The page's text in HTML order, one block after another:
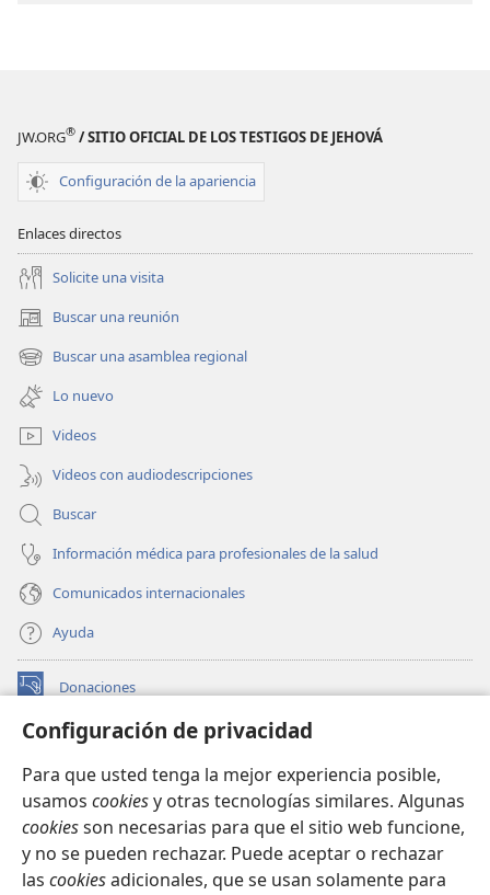
Configuración de privacidad
Para que usted tenga la mejor experiencia posible,
usamos cookiesy otras tecnologías similares. Algunas
cookiesson necesarias para que el sitio web funcione,
y no se pueden rechazar. Puede aceptar o rechazar
las cookiesadicionales, que se usan solamente para
JW.ORG® / SITIO OFICIAL DE LOS TESTIGOS DE JEHOVÁ
Configuración de la apariencia
Enlaces directos
Solicite una visita
Buscar una reunión
(abre
una
nueva
ventana)
Buscar una asamblea regional
(abre
una
nueva
ventana)
Lo nuevo
Videos
Videos con audiodescripciones
Buscar
Información médica para profesionales de la salud
Comunicados internacionales
Ayuda
Donaciones
(abre
nueva BIBLIOTECA EN LÍNEA Watchtower™
una
nueva
ventana)
JW Hub
(abre
una
nueva
ventana)
JW Library